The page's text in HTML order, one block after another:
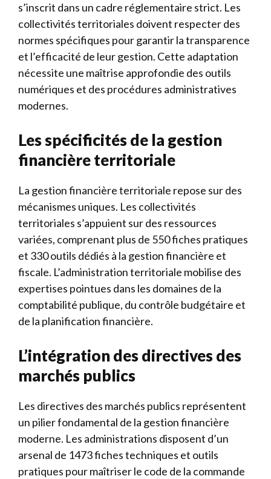
s’inscrit dans un cadre réglementaire strict. Les
collectivités territoriales doivent respecter des
normes spécifiques pour garantir la transparence
et l’efficacité de leur gestion. Cette adaptation
nécessite une maîtrise approfondie des outils
numériques et des procédures administratives
modernes.
Les spécificités de la gestion
financière territoriale
La gestion financière territoriale repose sur des
mécanismes uniques. Les collectivités
territoriales s’appuient sur des ressources
variées, comprenant plus de 550 fiches pratiques
et 330 outils dédiés à la gestion financière et
fiscale. L’administration territoriale mobilise des
expertises pointues dans les domaines de la
comptabilité publique, du contrôle budgétaire et
de la planification financière.
L’intégration des directives des
marchés publics
Les directives des marchés publics représentent
un pilier fondamental de la gestion financière
moderne. Les administrations disposent d’un
arsenal de 1473 fiches techniques et outils
pratiques pour maîtriser le code de la commande